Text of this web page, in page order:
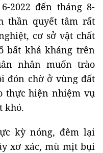
2022 đến tháng 8-
thần quyết tâm rất
cơ sở vật chất
bất khả kháng trên
nhân muốn trào
đón chờ ở vùng đất
thực hiện nhiệm vụ
khó.
kỳ nóng, đêm lại
xơ xác, mù mịt bụi